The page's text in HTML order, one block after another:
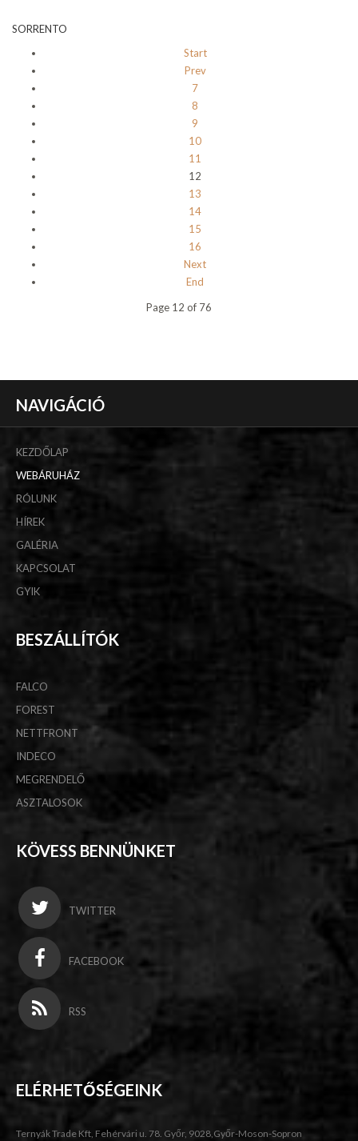
SORRENTO
Start
Prev
7
8
9
10
11
12
13
14
15
16
Next
End
Page 12 of 76
NAVIGÁCIÓ
KEZDŐLAP
WEBÁRUHÁZ
RÓLUNK
HÍREK
GALÉRIA
KAPCSOLAT
GYIK
BESZÁLLÍTÓK
FALCO
FOREST
NETTFRONT
INDECO
MEGRENDELŐ
ASZTALOSOK
KÖVESS BENNÜNKET
TWITTER
FACEBOOK
RSS
ELÉRHETŐSÉGEINK
Ternyák Trade Kft, Fehérvári u. 78. Győr, 9028,Győr-Moson-Sopron